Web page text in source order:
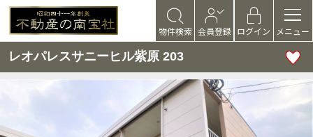
物件検索 会員登録 ログイン メニュー
レオパレスサニーヒル紫原 203